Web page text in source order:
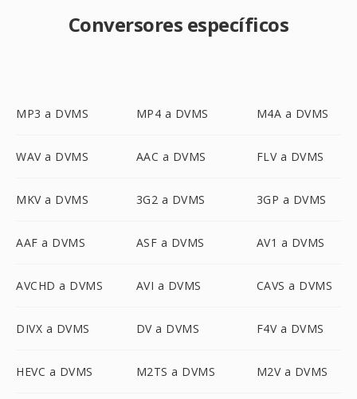
Conversores específicos
MP3 a DVMS MP4 a DVMS M4A a DVMS
WAV a DVMS AAC a DVMS FLV a DVMS
MKV a DVMS 3G2 a DVMS 3GP a DVMS
AAF a DVMS ASF a DVMS AV1 a DVMS
AVCHD a DVMS AVI a DVMS CAVS a DVMS
DIVX a DVMS DV a DVMS F4V a DVMS
HEVC a DVMS M2TS a DVMS M2V a DVMS